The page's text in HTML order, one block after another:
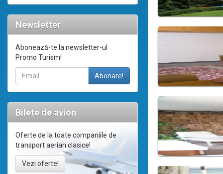
Newsletter
Abonează-te la newsletter-ul
Promo Turism!
Bilete de avion
Oferte de la toate companiile de
transport aerian clasice!
Vezi oferte!